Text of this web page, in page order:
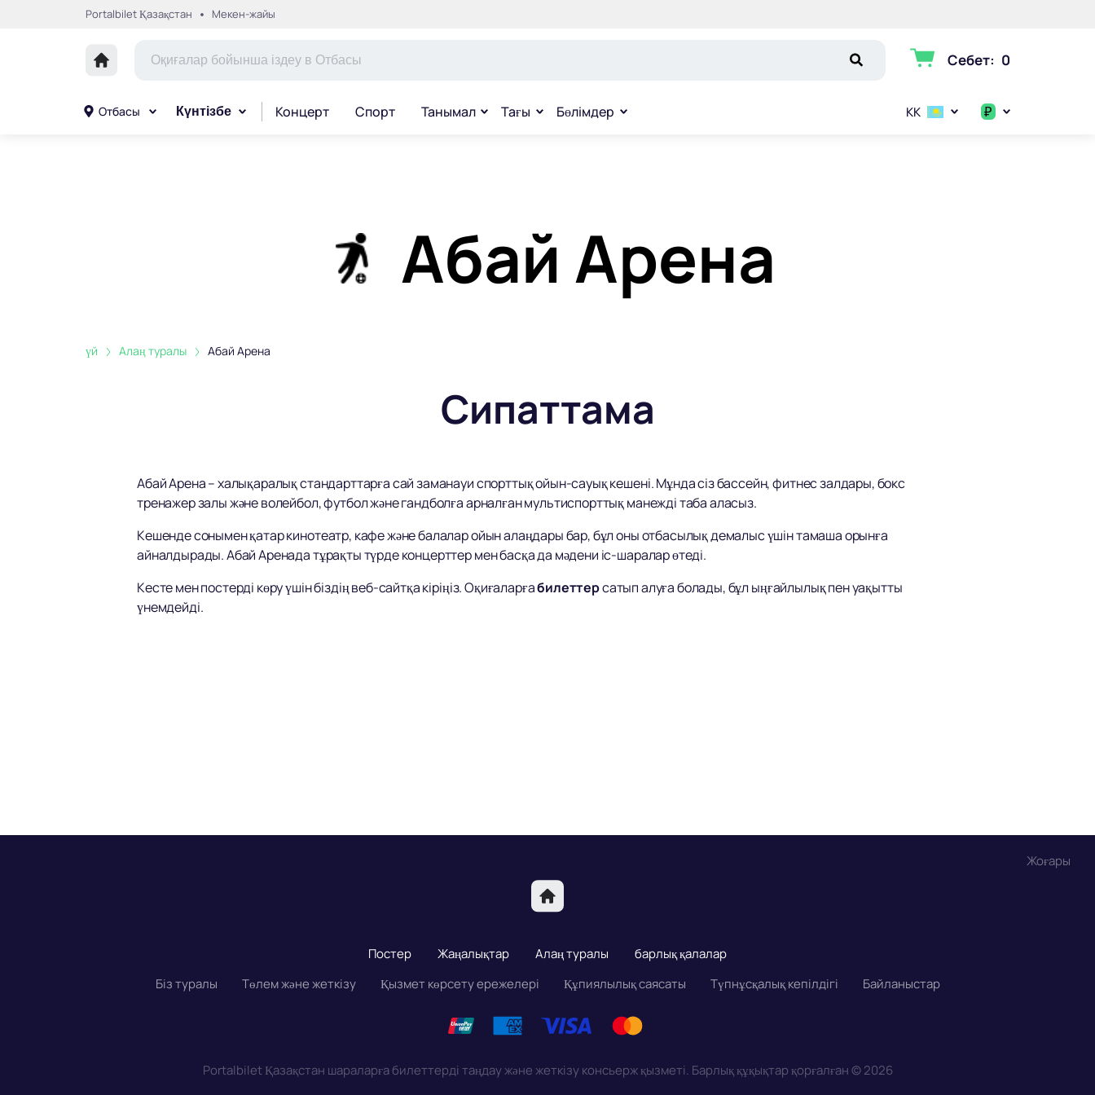
Portalbilet Қазақстан Мекен-жайы
Себет: 0
Отбасы Күнтізбе Концерт Спорт Танымал Тағы Бөлімдер KK ₽
Абай Арена
үй Алаң туралы Абай Арена
Сипаттама
Абай Арена – халықаралық стандарттарға сай заманауи спорттық ойын-сауық кешені. Мұнда сіз бассейн, фитнес залдары, бокс
тренажер залы және волейбол, футбол және гандболға арналған мультиспорттық манежді таба аласыз.
Кешенде сонымен қатар кинотеатр, кафе және балалар ойын алаңдары бар, бұл оны отбасылық демалыс үшін тамаша орынға
айналдырады. Абай Аренада тұрақты түрде концерттер мен басқа да мәдени іс-шаралар өтеді.
Кесте мен постерді көру үшін біздің веб-сайтқа кіріңіз. Оқиғаларғабилеттерсатып алуға болады, бұл ыңғайлылық пен уақытты
үнемдейді.
Жоғары
Постер Жаңалықтар Алаң туралы
барлық қалалар
Біз туралы
Төлем және жеткізу Қызмет көрсету ережелері Құпиялылық саясаты Түпнұсқалық кепілдігі Байланыстар
Portalbilet Қазақстан шараларға билеттерді таңдау және жеткізу консьерж қызметі. Барлық құқықтар қорғалған©2026